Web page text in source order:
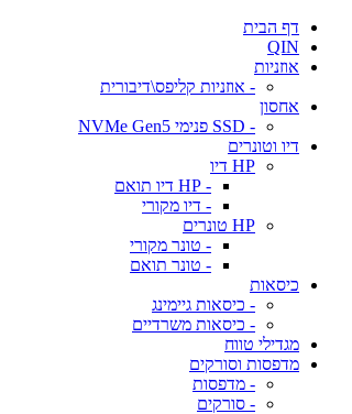
דף הבית
QIN
אוזניות
- אוזניות קליפס\דיבורית
אחסון
- SSD פנימי NVMe Gen5
דיו וטונרים
HP דיו
- HP דיו תואם
- דיו מקורי
HP טונרים
- טונר מקורי
- טונר תואם
כיסאות
- כיסאות גיימינג
- כיסאות משרדיים
מגדילי טווח
מדפסות וסורקים
- מדפסות
- סורקים